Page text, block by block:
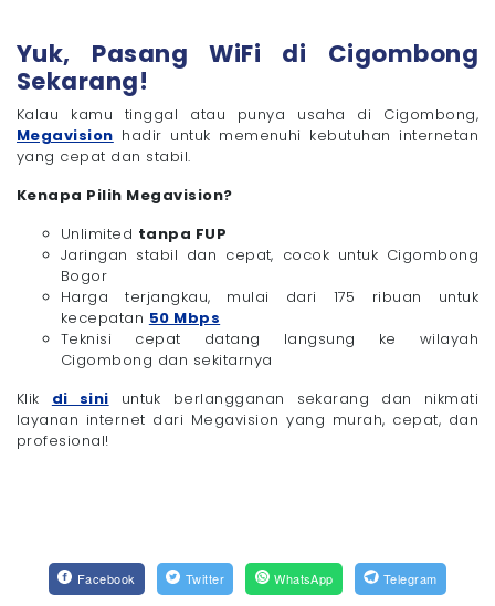
Yuk, Pasang WiFi di Cigombong
Sekarang!
Kalau kamu tinggal atau punya usaha di Cigombong,
Megavision hadir untuk memenuhi kebutuhan internetan
yang cepat dan stabil.
Kenapa Pilih Megavision?
Unlimited tanpa FUP
Jaringan stabil dan cepat, cocok untuk Cigombong
Bogor
Harga terjangkau, mulai dari 175 ribuan untuk
kecepatan 50 Mbps
Teknisi cepat datang langsung ke wilayah
Cigombong dan sekitarnya
Klik di sini untuk berlangganan sekarang dan nikmati
layanan internet dari Megavision yang murah, cepat, dan
profesional!
Facebook Twitter WhatsApp Telegram